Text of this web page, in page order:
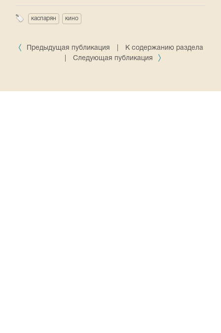
каспарян кино
Предыдущая публикация
К содержанию раздела
Следующая публикация